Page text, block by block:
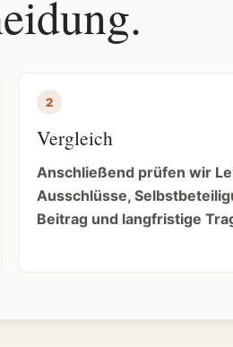
Vergleich
Anschließend prüfen wir
Ausschlüsse,
Beitrag und langfristige